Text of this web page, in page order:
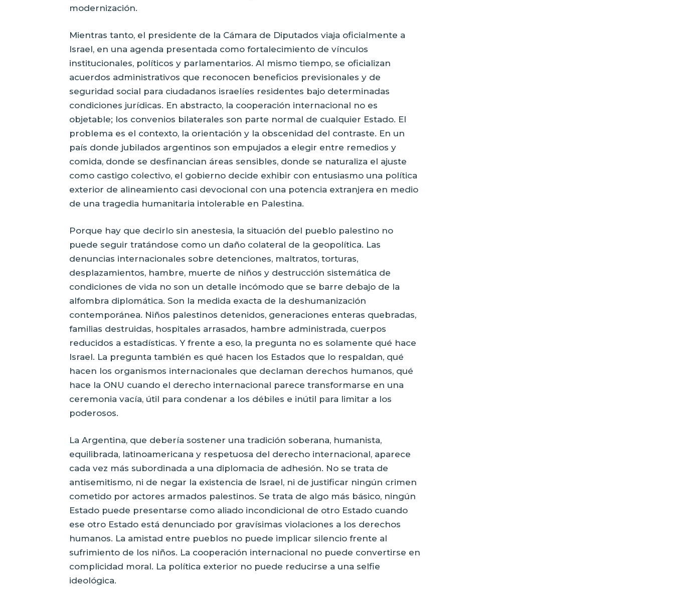
modernización.
Mientras tanto, el presidente de la Cámara de Diputados viaja oficialmente a
Israel, en una agenda presentada como fortalecimiento de vínculos
institucionales, políticos y parlamentarios. Al mismo tiempo, se oficializan
acuerdos administrativos que reconocen beneficios previsionales y de
seguridad social para ciudadanos israelíes residentes bajo determinadas
condiciones jurídicas. En abstracto, la cooperación internacional no es
objetable; los convenios bilaterales son parte normal de cualquier Estado. El
problema es el contexto, la orientación y la obscenidad del contraste. En un
país donde jubilados argentinos son empujados a elegir entre remedios y
comida, donde se desfinancian áreas sensibles, donde se naturaliza el ajuste
como castigo colectivo, el gobierno decide exhibir con entusiasmo una política
exterior de alineamiento casi devocional con una potencia extranjera en medio
de una tragedia humanitaria intolerable en Palestina.
Porque hay que decirlo sin anestesia, la situación del pueblo palestino no
puede seguir tratándose como un daño colateral de la geopolítica. Las
denuncias internacionales sobre detenciones, maltratos, torturas,
desplazamientos, hambre, muerte de niños y destrucción sistemática de
condiciones de vida no son un detalle incómodo que se barre debajo de la
alfombra diplomática. Son la medida exacta de la deshumanización
contemporánea. Niños palestinos detenidos, generaciones enteras quebradas,
familias destruidas, hospitales arrasados, hambre administrada, cuerpos
reducidos a estadísticas. Y frente a eso, la pregunta no es solamente qué hace
Israel. La pregunta también es qué hacen los Estados que lo respaldan, qué
hacen los organismos internacionales que declaman derechos humanos, qué
hace la ONU cuando el derecho internacional parece transformarse en una
ceremonia vacía, útil para condenar a los débiles e inútil para limitar a los
poderosos.
La Argentina, que debería sostener una tradición soberana, humanista,
equilibrada, latinoamericana y respetuosa del derecho internacional, aparece
cada vez más subordinada a una diplomacia de adhesión. No se trata de
antisemitismo, ni de negar la existencia de Israel, ni de justificar ningún crimen
cometido por actores armados palestinos. Se trata de algo más básico, ningún
Estado puede presentarse como aliado incondicional de otro Estado cuando
ese otro Estado está denunciado por gravísimas violaciones a los derechos
humanos. La amistad entre pueblos no puede implicar silencio frente al
sufrimiento de los niños. La cooperación internacional no puede convertirse en
complicidad moral. La política exterior no puede reducirse a una selfie
ideológica.